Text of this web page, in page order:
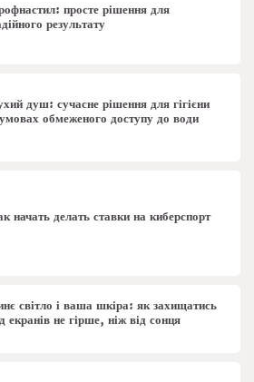
просте рішення для
результату
душ: сучасне рішення для гігієни
обмеженого доступу до води
начать делать ставки на киберспорт
світло і ваша шкіра: як захищатись
екранів не гірше, ніж від сонця